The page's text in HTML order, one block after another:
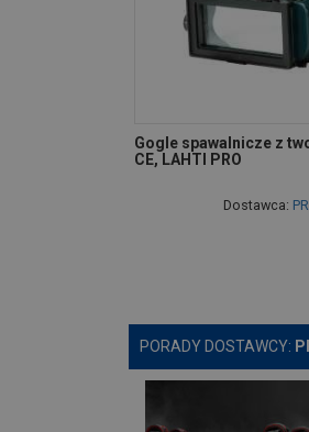
Gogle spawalnicze z
CE, LAHTI PRO
Dostawca:
PORADY DOSTAWCY: